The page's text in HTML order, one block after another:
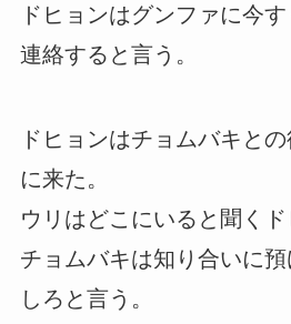
ドヒョンはグンファに今
連絡すると言う。
ドヒョンはチョムバキと
に来た。
ウリはどこにいると聞くド
チョムバキは知り合いに
しろと言う。